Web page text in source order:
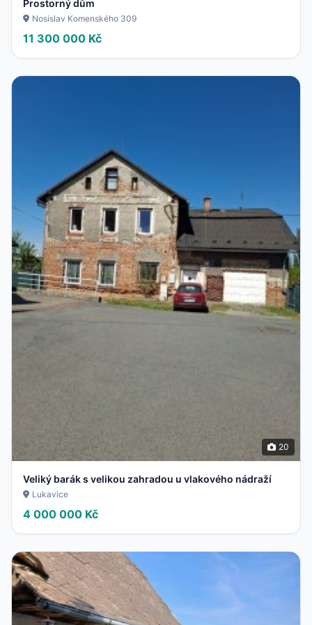
Prostorný dům
Nosislav Komenského 309
11 300 000 Kč
20
Veliký barák s velikou zahradou u vlakového nádraží
Lukavice
4 000 000 Kč